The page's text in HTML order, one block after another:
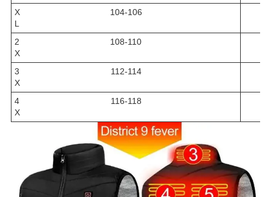
X
L
104-106
2
X
108-110
3
X
112-114
4
Х
116-118